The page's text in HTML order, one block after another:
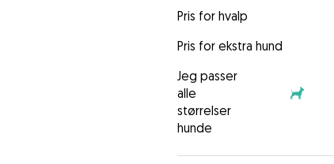
Pris for hvalp
Pris for ekstra hund
Jeg passer
alle
størrelser
hunde